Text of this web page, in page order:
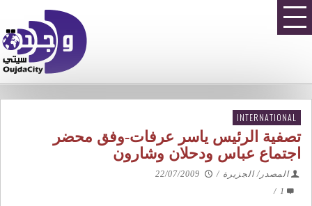
INTERNATIONAL
تصفية الرئيس ياسر عرفات-وفق محضر
اجتماع عباس ودحلان وشارون
المصدر/ الجزيرة /
22/07/2009
1
/